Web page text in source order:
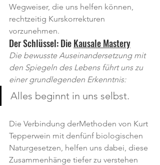
Wegweiser, die uns helfen können,
rechtzeitig Kurskorrekturen
vorzunehmen.
Der Schlüssel: Die Kausale Mastery
Die bewusste Auseinandersetzung mit
den Spiegeln des Lebens führt uns zu
einer grundlegenden Erkenntnis:
Alles beginnt in uns selbst.
Die Verbindung derMethoden von Kurt
Tepperwein mit denfünf biologischen
Naturgesetzen, helfen uns dabei, diese
Zusammenhänge tiefer zu verstehen